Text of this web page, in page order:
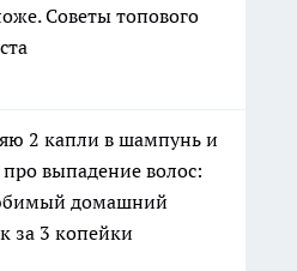
Советы топового
2 капли в шампунь и
выпадение волос:
домашний
за 3 копейки